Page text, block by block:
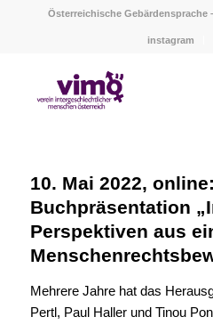
Österreichische Gebärdensprache
instagram
10. Mai 2022, online:
Buchpräsentation
Perspektiven aus
Mehrere Jahre hat das
Pertl, Paul Haller und Tinou